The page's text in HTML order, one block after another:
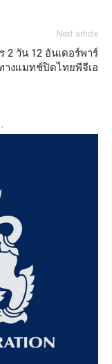
Next article
2 วัน 12 อันเดอร์พาร์
างแมทช์ปิดไทยพีจีเอ